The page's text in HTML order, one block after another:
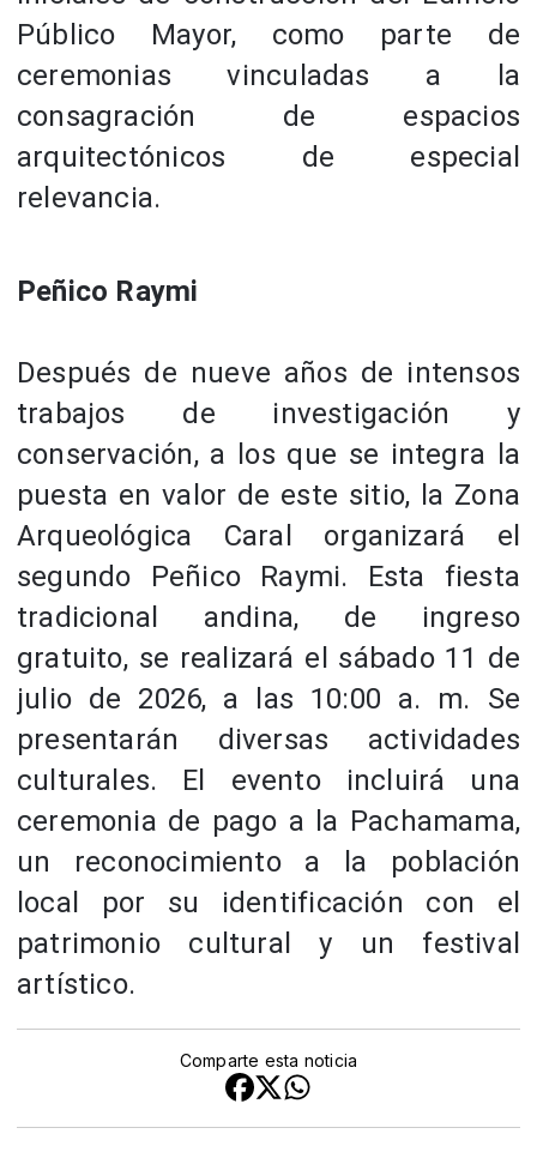
Público Mayor, como parte de
ceremonias vinculadas a la
consagración de espacios
arquitectónicos de especial
relevancia.
Peñico Raymi
Después de nueve años de intensos
trabajos de investigación y
conservación, a los que se integra la
puesta en valor de este sitio, la Zona
Arqueológica Caral organizará el
segundo Peñico Raymi. Esta fiesta
tradicional andina, de ingreso
gratuito, se realizará el sábado 11 de
julio de 2026, a las 10:00 a. m. Se
presentarán diversas actividades
culturales. El evento incluirá una
ceremonia de pago a la Pachamama,
un reconocimiento a la población
local por su identificación con el
patrimonio cultural y un festival
artístico.
Comparte esta noticia